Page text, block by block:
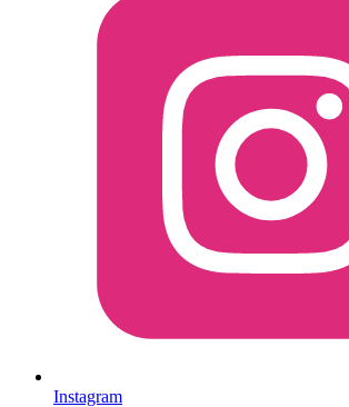
Instagram